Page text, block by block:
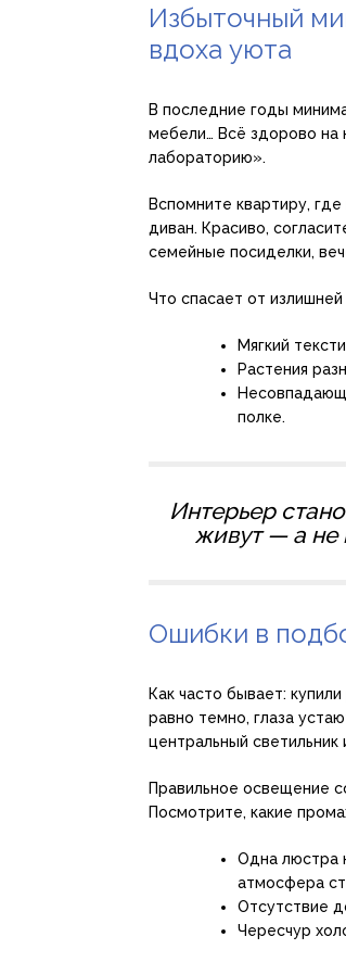
Избыточный
вдоха уюта
В последние годы
мебели… Всё здорово на
лабораторию».
Вспомните квартиру,
диван. Красиво,
семейные посиделки,
Что спасает от излишней
Мягкий
Растения
полке.
Интерьер
живут — а не
Ошибки в
Как часто бывает:
равно темно, глаза
центральный светильник
Правильное освещение
Посмотрите, какие
Одна люстра
атмосфера
Отсутствие
Чересчур